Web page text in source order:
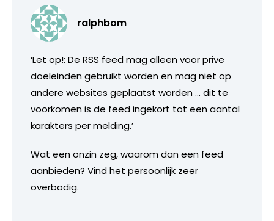
ralphbom
‘Let op!: De RSS feed mag alleen voor prive
doeleinden gebruikt worden en mag niet op
andere websites geplaatst worden … dit te
voorkomen is de feed ingekort tot een aantal
karakters per melding.’
Wat een onzin zeg, waarom dan een feed
aanbieden? Vind het persoonlijk zeer
overbodig.